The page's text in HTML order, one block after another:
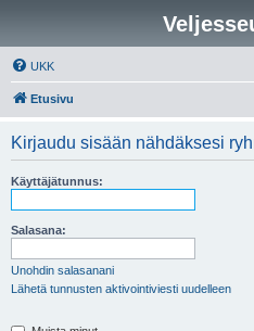
UKK
Etusivu
Kirjaudu sisään nähdäksesi
Käyttäjätunnus:
Salasana:
Unohdin salasanani
Lähetä tunnusten aktivointiviesti uudelleen